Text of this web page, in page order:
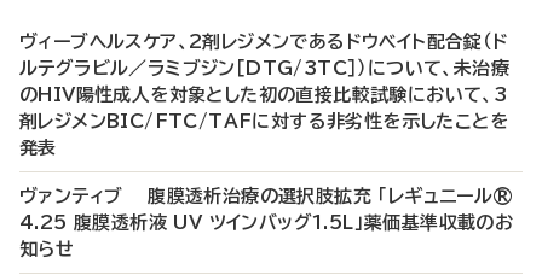
ヴィーブヘルスケア、2剤レジメンであるドウベイト配合錠（ド
ルテグラビル／ラミブジン［DTG/3TC］）について、未治療
のHIV陽性成人を対象とした初の直接比較試験において、3
剤レジメンBIC/FTC/TAFに対する非劣性を示したことを
発表
ヴァンティブ 腹膜透析治療の選択肢拡充 「レギュニール®
4.25 腹膜透析液 UV ツインバッグ1.5L」薬価基準収載のお
知らせ